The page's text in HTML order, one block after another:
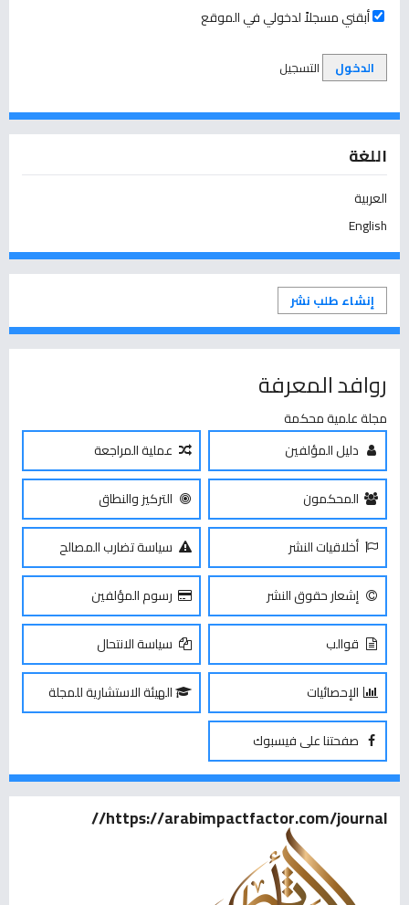
أبقني مسجلاً لدخولي في الموقع
الدخول التسجيل
اللغة
العربية
English
إنشاء طلب نشر
روافد المعرفة
مجلة علمية محكمة
دليل المؤلفين
عملية المراجعة
المحكمون التركيز والنطاق
أخلاقيات النشر سياسة تضارب المصالح
إشعار حقوق النشر رسوم المؤلفين
قوالب سياسة الانتحال
الإحصائيات الهيئة الاستشارية للمجلة
صفحتنا على فيسبوك
https://arabimpactfactor.com/journal//